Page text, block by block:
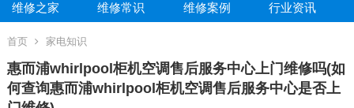
维修之家
维修常识 维修案例 行业资讯
首页 家电知识
惠而浦whirlpool柜机空调售后服务中心上门维修吗(如
何查询惠而浦whirlpool柜机空调售后服务中心是否上